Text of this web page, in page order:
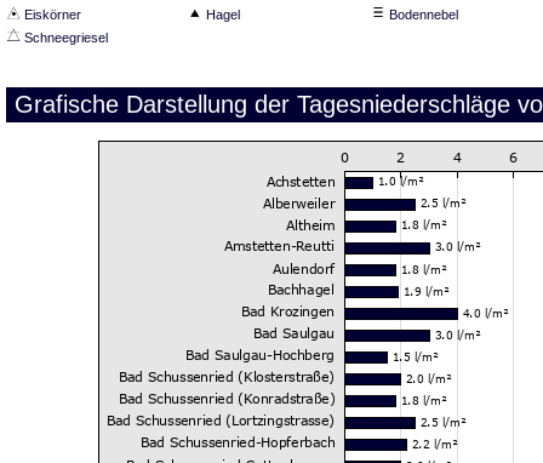
Eiskörner Hagel
Bodennebel
Schneegriesel
Grafische Darstellung der Tagesniederschläge